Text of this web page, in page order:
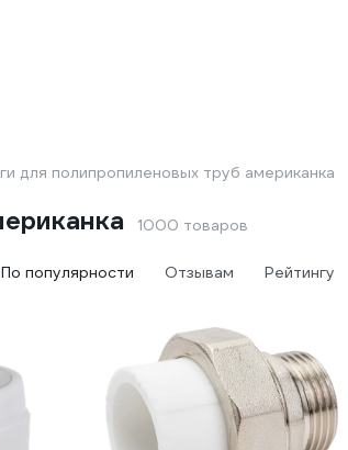
для полипропиленовых труб американка
1000 товаров
По популярности Отзывам Рейтингу